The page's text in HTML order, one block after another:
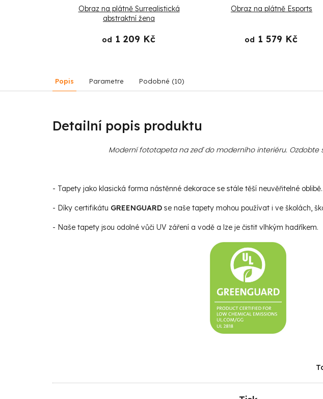
Obraz na plátně Surrealistická
abstraktní žena
od 1 209 Kč
Obraz na plátně Esports
od 1 579 Kč
Popis Parametre Podobné (10)
Detailní popis produktu
Moderní fototapeta na zeď do moderního interiéru. Ozdobte
- Tapety jako klasická forma nástěnné dekorace se stále těší neuvěřitelné oblibě.
- Díky certifikátu GREENGUARD se naše tapety mohou používat i ve školách,
- Naše tapety jsou odolné vůči UV záření a vodě a lze je čistit vlhkým hadříkem.